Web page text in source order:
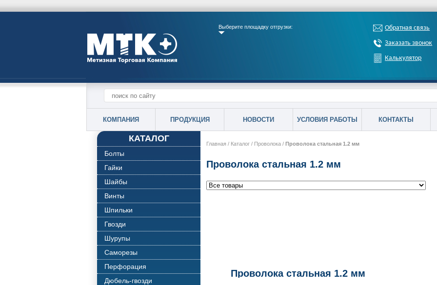
Выберите площадку отгрузки: Обратная связь
Заказать звонок
Калькулятор
КОМПАНИЯ ПРОДУКЦИЯ НОВОСТИ УСЛОВИЯ РАБОТЫ КОНТАКТЫ
КАТАЛОГ
Болты
Гайки
Шайбы
Винты
Шпильки
Гвозди
Шурупы
Саморезы
Перфорация
Дюбель-гвозди
Главная / Каталог / Проволока / Проволока стальная 1.2 мм
Проволока стальная 1.2 мм
Проволока стальная 1.2 мм